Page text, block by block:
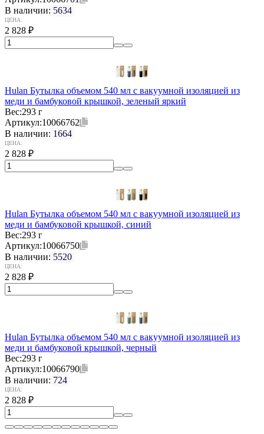
В наличии: 5634
ЦЕНА:
2 828 ₽
Hulan Бутылка объемом 540 мл с вакуумной изоляцией из
меди и бамбуковой крышкой, зеленый яркий
Вес:293 г
Артикул:10066762
В наличии: 1664
ЦЕНА:
2 828 ₽
Hulan Бутылка объемом 540 мл с вакуумной изоляцией из
меди и бамбуковой крышкой, синий
Вес:293 г
Артикул:10066750
В наличии: 5520
ЦЕНА:
2 828 ₽
Hulan Бутылка объемом 540 мл с вакуумной изоляцией из
меди и бамбуковой крышкой, черный
Вес:293 г
Артикул:10066790
В наличии: 724
ЦЕНА:
2 828 ₽